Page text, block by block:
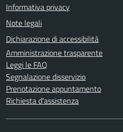
Informativa privacy
Note legali
Dichiarazione di accessibilità
Amministrazione trasparente
Leggi le FAQ
Segnalazione disservizio
Prenotazione appuntamento
Richiesta d'assistenza